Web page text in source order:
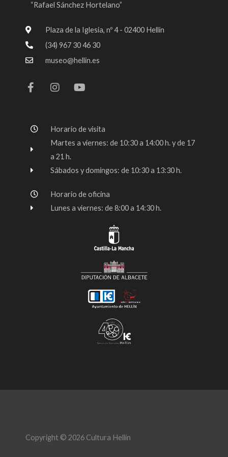
“Rafael Sánchez Hortelano”
Plaza de la Iglesia, nº 4 - 02400 Hellín
(34) 967 30 46 30
museo@hellin.es
a
c
o
o
-
n
s
r
a
m
o
u
e
Horario de visita
Martes a viernes: de 10:30 a 14:00 h. y de 17
a 21 h.
Sábados y domingos: de 10:30 a 13:30 h.
Horario de oficina
Lunes a viernes: de 8:00 a 14:30 h.
Copyright © 2026 Cultura Hellín